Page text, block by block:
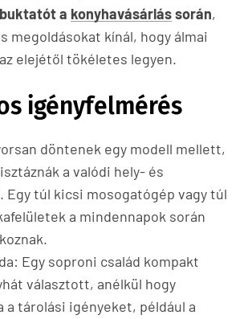
a konyhavásárlássorán,
megoldásokat kínál, hogy álmai
elejétől tökéletes legyen.
igényfelmérés
döntenek egy modell mellett,
a valódi hely- és
túl kicsi mosogatógép vagy túl
a mindennapok során
Egy soproni család kompakt
választott, anélkül hogy
a tárolási igényeket, például a